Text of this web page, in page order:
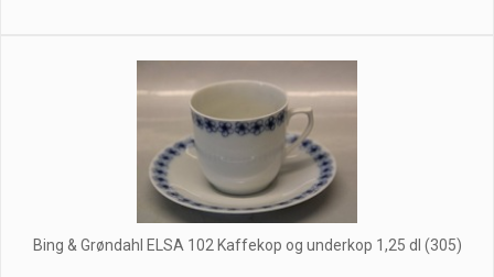
Bing & Grøndahl ELSA 102 Kaffekop og underkop 1,25 dl (305)